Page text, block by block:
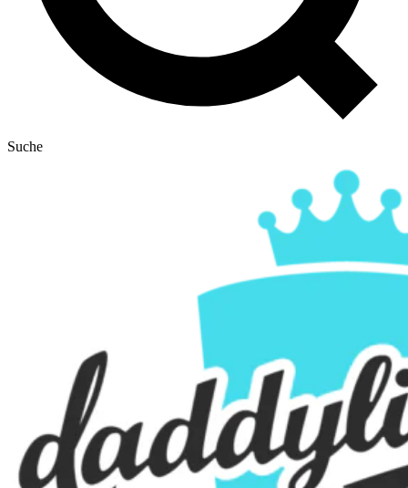
Suche